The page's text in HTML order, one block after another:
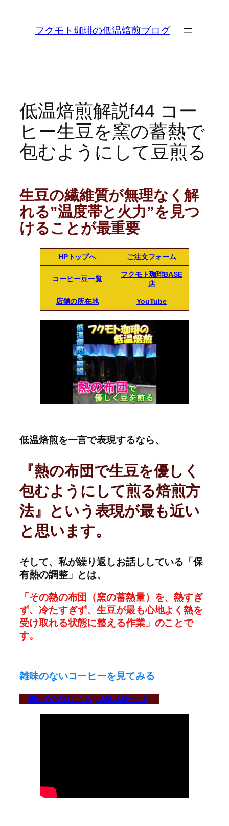
フクモト珈琲の低温焙煎ブログ
低温焙煎解説f44 コー
ヒー生豆を窯の蓄熱で
包むようにして豆煎る
生豆の繊維質が無理なく解
れる”温度帯と火力”を見つ
けることが最重要
HPトップへ ご注文フォーム
コーヒー豆一覧
フクモト珈琲BASE
店
店舗の所在地 YouTube
低温焙煎を一言で表現するなら、
『熱の布団で生豆を優しく
包むようにして煎る焙煎方
法』という表現が最も近い
と思います。
そして、私が繰り返しお話ししている「保
有熱の調整」とは、
「その熱の布団（窯の蓄熱量）を、熱すぎ
ず、冷たすぎず、生豆が最も心地よく熱を
受け取れる状態に整える作業」のことで
す。
雑味のないコーヒーを見てみる
初めての方はこちら(お試し3種セット)